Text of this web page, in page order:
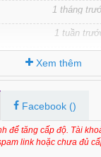
1 tháng
1 tuần
1 tháng
1 tuần trước
1 tuần
1 tháng
Xem thêm
Facebook ()
để tăng cấp độ. Tài
link hoặc chưa đủ